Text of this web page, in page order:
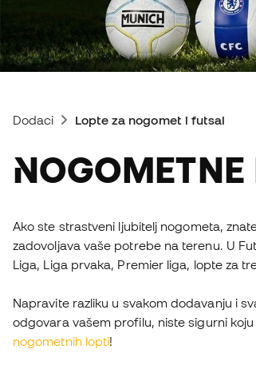
Dodaci Lopte za nogomet i futsal
Ako ste strastveni ljubitelj nogometa,
zadovoljava vaše potrebe na terenu. U
Liga, Liga prvaka, Premier liga, lopte za
Napravite razliku u svakom dodavanju i
odgovara vašem profilu, niste sigurni
nogometnih lopti!